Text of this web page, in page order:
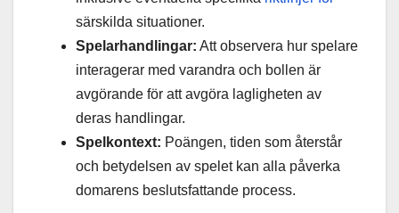
särskilda situationer.
Spelarhandlingar: Att observera hur spelare
interagerar med varandra och bollen är
avgörande för att avgöra lagligheten av
deras handlingar.
Spelkontext: Poängen, tiden som återstår
och betydelsen av spelet kan alla påverka
domarens beslutsfattande process.